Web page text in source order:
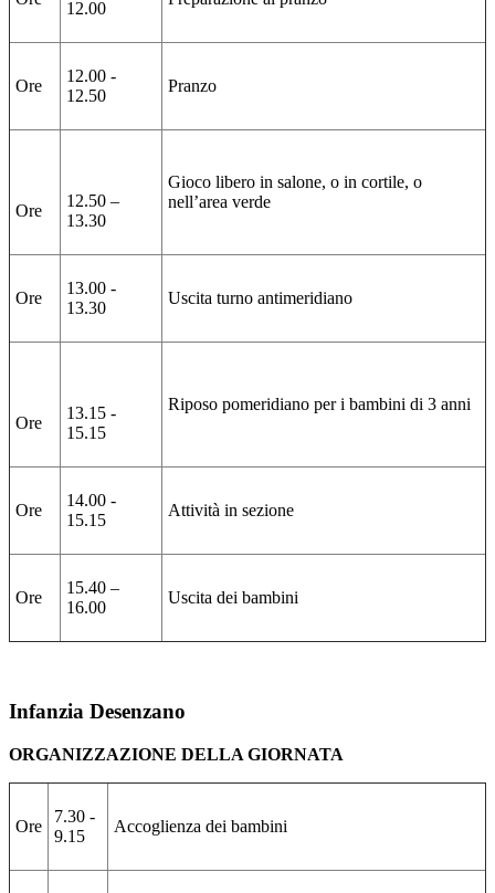
12.00
Ore
12.00 -
12.50
Pranzo
Ore
12.50 –
13.30
Gioco libero in salone, o in cortile, o
nell’area verde
Ore
13.00 -
13.30
Uscita turno antimeridiano
Ore
13.15 -
15.15
Riposo pomeridiano per i bambini di 3 anni
Ore
14.00 -
15.15
Attività in sezione
Ore
15.40 –
16.00
Uscita dei bambini
Infanzia Desenzano
ORGANIZZAZIONE DELLA GIORNATA
Ore
7.30 -
9.15
Accoglienza dei bambini